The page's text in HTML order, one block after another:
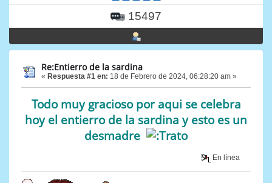
15497
Re:Entierro de la sardina
« Respuesta #1 en: 18 de Febrero de 2024, 06:28:20 am »
Todo muy gracioso por aqui se celebra
hoy el entierro de la sardina y esto es un
desmadre
En línea